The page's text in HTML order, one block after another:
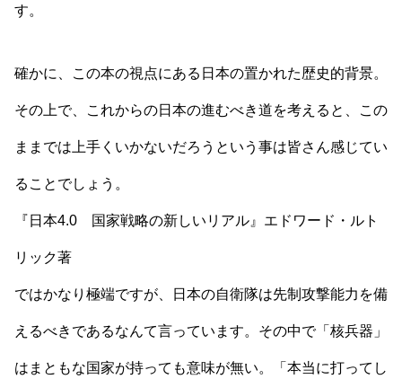
す。
確かに、この本の視点にある日本の置かれた歴史的背景。
その上で、これからの日本の進むべき道を考えると、この
ままでは上手くいかないだろうという事は皆さん感じてい
ることでしょう。
『日本4.0 国家戦略の新しいリアル』エドワード・ルト
リック著
ではかなり極端ですが、日本の自衛隊は先制攻撃能力を備
えるべきであるなんて言っています。その中で「核兵器」
はまともな国家が持っても意味が無い。「本当に打ってし